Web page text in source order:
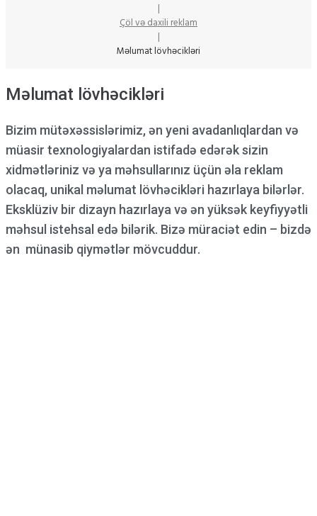
|
Çöl və daxili reklam
|
Məlumat lövhəcikləri
Məlumat lövhəcikləri
Bizim mütəxəssislərimiz, ən yeni avadanlıqlardan və
müasir texnologiyalardan istifadə edərək sizin
xidmətləriniz və ya məhsullarınız üçün əla reklam
olacaq, unikal məlumat lövhəcikləri hazırlaya bilərlər.
Eksklüziv bir dizayn hazırlaya və ən yüksək keyfiyyətli
məhsul istehsal edə bilərik. Bizə müraciət edin – bizdə
ən münasib qiymətlər mövcuddur.